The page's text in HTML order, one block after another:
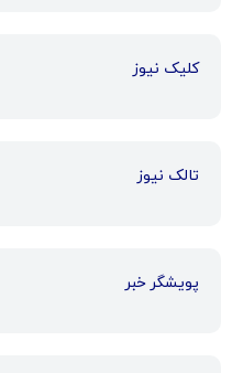
کلیک نیوز
تالک نیوز
پویشگر خبر